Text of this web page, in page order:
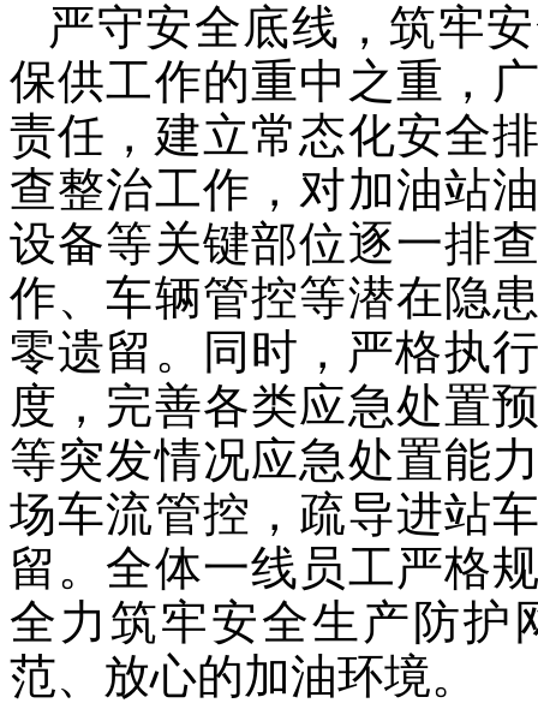
严守安全底线，筑牢
保供工作的重中之重，
责任，建立常态化安全
查整治工作，对加油站
设备等关键部位逐一排
作、车辆管控等潜在隐
零遗留。同时，严格执
度，完善各类应急处置
等突发情况应急处置能
场车流管控，疏导进站
留。全体一线员工严格
全力筑牢安全生产防护
范、放心的加油环境。